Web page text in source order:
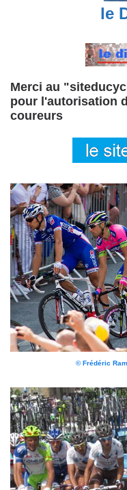
le
Merci au
pour l'autorisation
coureurs
© Frédéric